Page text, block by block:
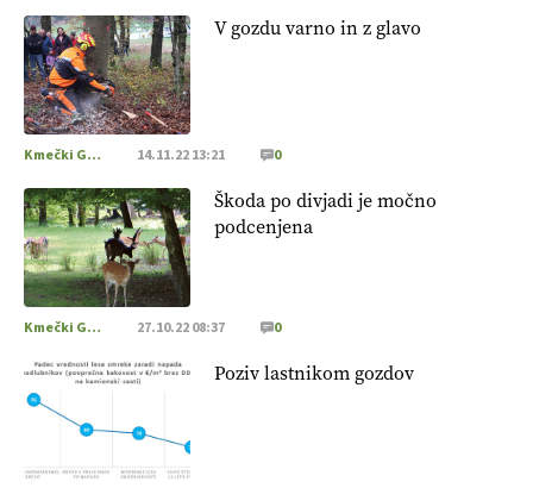
V gozdu varno in z glavo
Kmečki Glas 14.11.22 13:21 0
Škoda po divjadi je močno
podcenjena
Kmečki Glas 27.10.22 08:37 0
Poziv lastnikom gozdov